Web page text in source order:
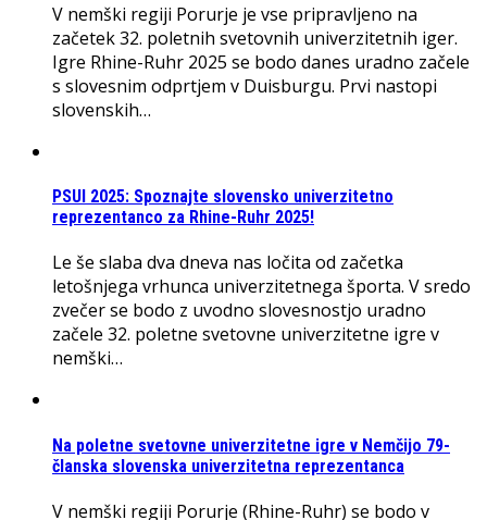
V nemški regiji Porurje je vse pripravljeno na
začetek 32. poletnih svetovnih univerzitetnih iger.
Igre Rhine-Ruhr 2025 se bodo danes uradno začele
s slovesnim odprtjem v Duisburgu. Prvi nastopi
slovenskih…
PSUI 2025: Spoznajte slovensko univerzitetno
reprezentanco za Rhine-Ruhr 2025!
Le še slaba dva dneva nas ločita od začetka
letošnjega vrhunca univerzitetnega športa. V sredo
zvečer se bodo z uvodno slovesnostjo uradno
začele 32. poletne svetovne univerzitetne igre v
nemški…
Na poletne svetovne univerzitetne igre v Nemčijo 79-
članska slovenska univerzitetna reprezentanca
V nemški regiji Porurje (Rhine-Ruhr) se bodo v